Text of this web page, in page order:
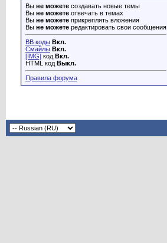
Вы не можете создавать новые темы
Вы не можете отвечать в темах
Вы не можете прикреплять вложения
Вы не можете редактировать свои сообщения
BB коды Вкл.
Смайлы Вкл.
[IMG] код Вкл.
HTML код Выкл.
Правила форума